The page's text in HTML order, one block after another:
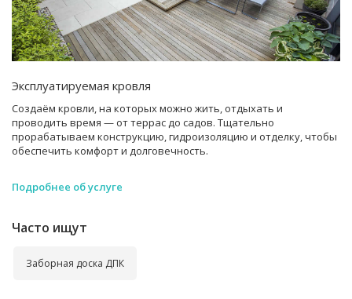
Эксплуатируемая кровля
Создаём кровли, на которых можно жить, отдыхать и
проводить время — от террас до садов. Тщательно
прорабатываем конструкцию, гидроизоляцию и отделку, чтобы
обеспечить комфорт и долговечность.
Подробнее об услуге
Часто ищут
Заборная доска ДПК